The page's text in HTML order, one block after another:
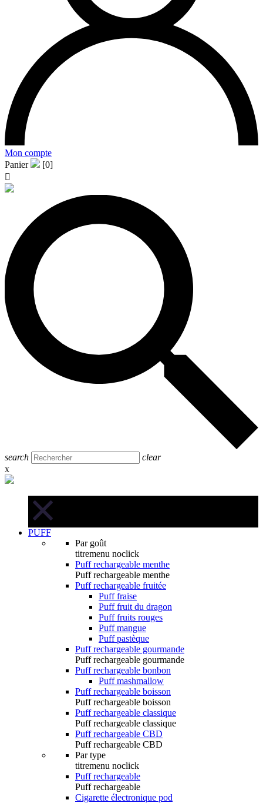
Mon compte
Panier
[0]

search
clear
x
PUFF
Par goût
titremenu noclick
Puff rechargeable menthe
Puff rechargeable menthe
Puff rechargeable fruitée
Puff fraise
Puff fruit du dragon
Puff fruits rouges
Puff mangue
Puff pastèque
Puff rechargeable gourmande
Puff rechargeable gourmande
Puff rechargeable bonbon
Puff mashmallow
Puff rechargeable boisson
Puff rechargeable boisson
Puff rechargeable classique
Puff rechargeable classique
Puff rechargeable CBD
Puff rechargeable CBD
Par type
titremenu noclick
Puff rechargeable
Puff rechargeable
Cigarette électronique pod